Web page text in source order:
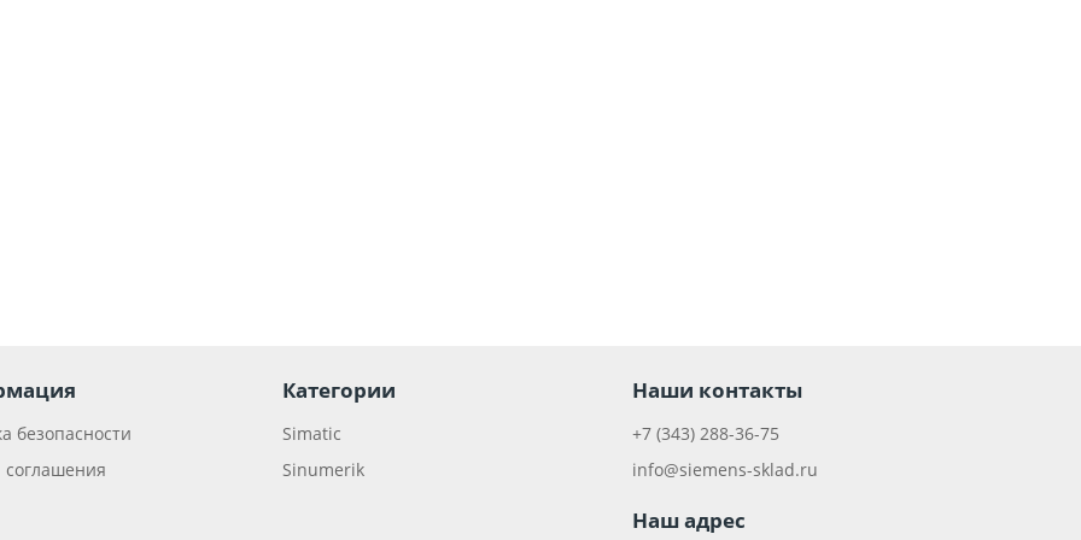
безопасности
соглашения
Категории
Simatic
Sinumerik
Наши контакты
+7 (343) 288-36-75
info@siemens-sklad.ru
Наш адрес